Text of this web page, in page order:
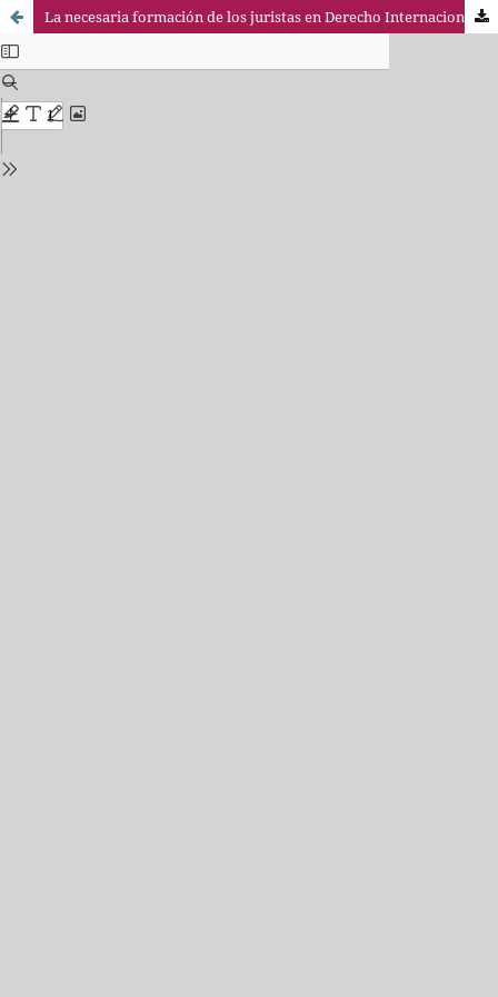
La necesaria formación de los juristas en Derecho Internacional Público